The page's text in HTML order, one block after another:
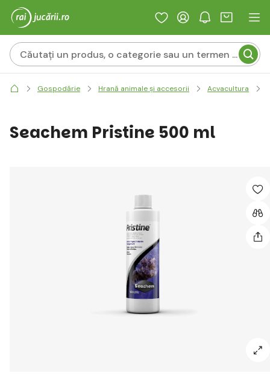
Gospodărie Hrană animale și accesorii Acvacultura
Seachem Pristine 500 ml